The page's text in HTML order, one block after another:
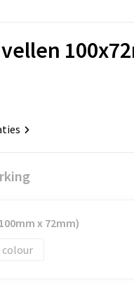
x 72mm)
colour